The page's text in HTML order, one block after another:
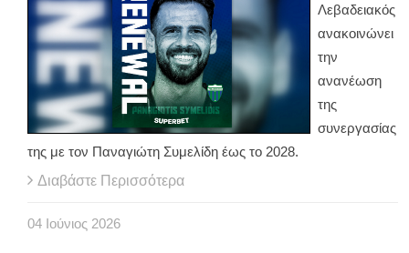
Λεβαδειακός
ανακοινώνει
την
ανανέωση
της
συνεργασίας
της με τον Παναγιώτη Συμελίδη έως το 2028.
Διαβάστε Περισσότερα
04 Ιούνιος 2026